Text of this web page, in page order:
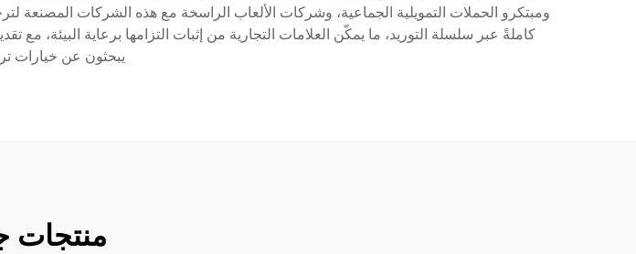
ومبتكرو الحملات التمويلية الجماعية، وشركات الألعاب الراسخة مع هذه الشركات المصنعة
كاملةً عبر سلسلة التوريد، ما يمكّن العلامات التجارية من إثبات التزامها برعاية البيئة،
يبحثون عن خيارات
منتجات